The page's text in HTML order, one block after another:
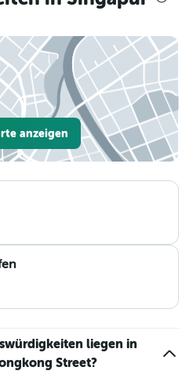
anzeigen
liegen in
Street?